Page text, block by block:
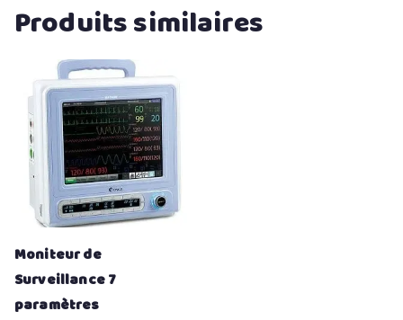
Produits similaires
Moniteur de
Surveillance 7
paramètres